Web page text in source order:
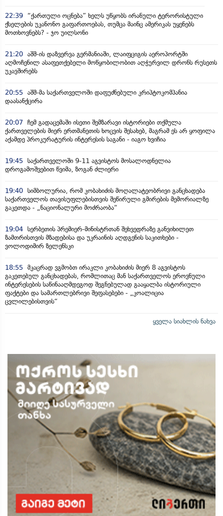
22:39
“ქართული ოცნება” ხელს უწყობს ირანული ტერორისტული
ქსელების უკანონო გაფართოებას, თუმცა მაინც ამერიკას უყენებს
მოთხოვნებს? - ჯო უილსონი
21:20 აშშ-ის დაზვერვა გერმანიაში, ლაიფციგის აეროპორტში
აღმოჩენილ ასაფეთქებელი მოწყობილობით აღჭურვილ დრონს რუსეთს
უკავშირებს
20:55 აშშ-მა საქართველოში დაფუძნებული კრიპტოკომპანია
დაასანქცირა
20:07 ჩემ გადაცემაში ისეთი შემზარავი ისტორიები თქმულა
ქართველების მიერ ერთმანეთის ხოცვის შესახებ, მაგრამ ეს არ ყოფილა
აქამდე პროკურატურის ინტერესის საგანი - იაგო ხვიჩია
19:45 საქართველოში 9-11 აგვისტოს მოსალოდნელია
დროგამოშვებით წვიმა, ზოგან ძლიერი
19:40 სიმბოლურია, რომ კობახიძის მოღალატეობრივი განცხადება
საქართველოს თავისუფლებისთვის შეწირული გმირების მემორიალზე
გაკეთდა - „ნაციონალური მოძრაობა“
19:04 სერბეთის პრემიერ-მინისტრთან შეხვედრაზე განვიხილეთ
ზამთრისთვის მზადებისა და უკრაინის აღდგენის საკითხები -
ვოლოდიმირ ზელენსკი
18:55 მკაცრად ვგმობთ ირაკლი კობახიძის მიერ 8 აგვისტოს
გაკეთებულ განცხადებას, რომლითაც მან საქართველოს ეროვნული
ინტერესების საწინააღმდეგოდ შეგნებულად გააყალბა ისტორიული
ფაქტები და სამართლებრივი შეფასებები - „კოალიცია
ცვლილებისთვის“
ყველა სიახლის ნახვა